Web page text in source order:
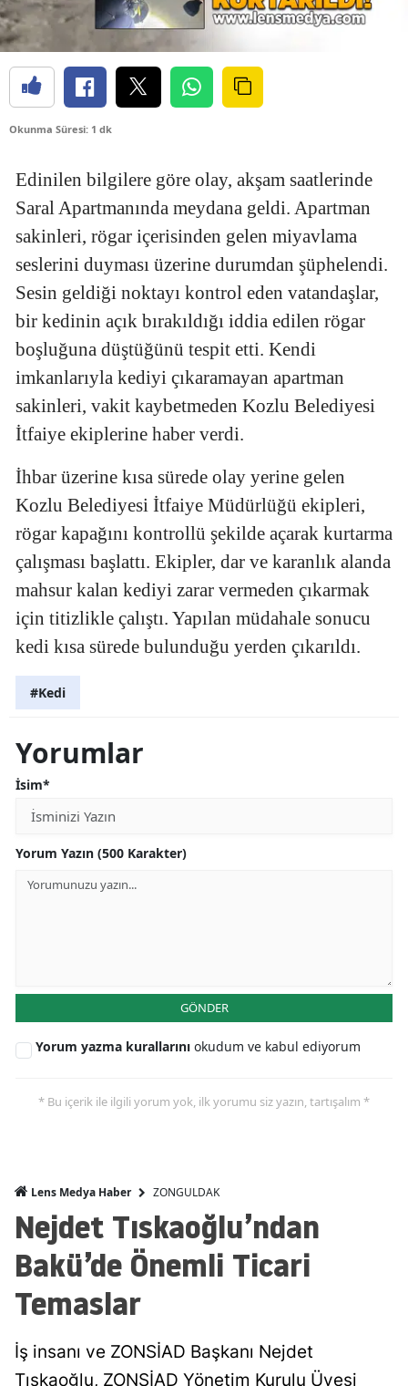
Okunma Süresi: 1 dk
Edinilen bilgilere göre olay, akşam saatlerinde
Saral Apartmanında meydana geldi. Apartman
sakinleri, rögar içerisinden gelen miyavlama
seslerini duyması üzerine durumdan şüphelendi.
Sesin geldiği noktayı kontrol eden vatandaşlar,
bir kedinin açık bırakıldığı iddia edilen rögar
boşluğuna düştüğünü tespit etti. Kendi
imkanlarıyla kediyi çıkaramayan apartman
sakinleri, vakit kaybetmeden Kozlu Belediyesi
İtfaiye ekiplerine haber verdi.
İhbar üzerine kısa sürede olay yerine gelen
Kozlu Belediyesi İtfaiye Müdürlüğü ekipleri,
rögar kapağını kontrollü şekilde açarak kurtarma
çalışması başlattı. Ekipler, dar ve karanlık alanda
mahsur kalan kediyi zarar vermeden çıkarmak
için titizlikle çalıştı. Yapılan müdahale sonucu
kedi kısa sürede bulunduğu yerden çıkarıldı.
#Kedi
Yorumlar
İsim*
Yorum Yazın (500 Karakter)
GÖNDER
Yorum yazma kurallarını okudum ve kabul ediyorum
* Bu içerik ile ilgili yorum yok, ilk yorumu siz yazın, tartışalım *
Lens Medya Haber ZONGULDAK
Nejdet Tıskaoğlu’ndan
Bakü’de Önemli Ticari
Temaslar
İş insanı ve ZONSİAD Başkanı Nejdet
Tıskaoğlu, ZONSİAD Yönetim Kurulu Üyesi